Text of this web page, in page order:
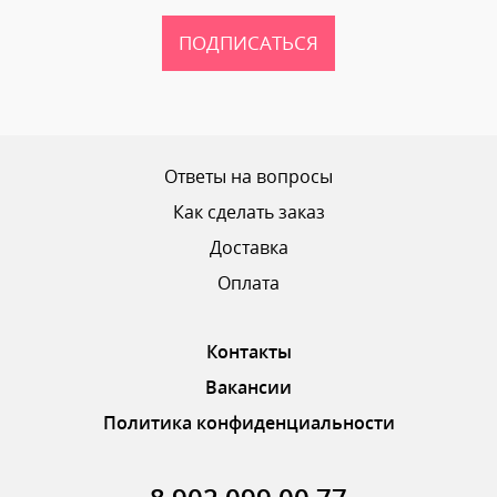
ПОДПИСАТЬСЯ
Ответы на вопросы
Как сделать заказ
Доставка
Оплата
Контакты
Вакансии
Политика конфиденциальности